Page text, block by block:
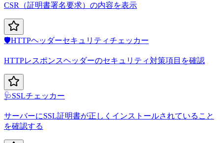
CSR（証明書署名要求）の内容を表示
🛡️HTTPヘッダーセキュリティチェッカー
HTTPレスポンスヘッダーのセキュリティ対策項目を確認
🩺SSLチェッカー
サーバーにSSL証明書が正しくインストールされていること
を確認する